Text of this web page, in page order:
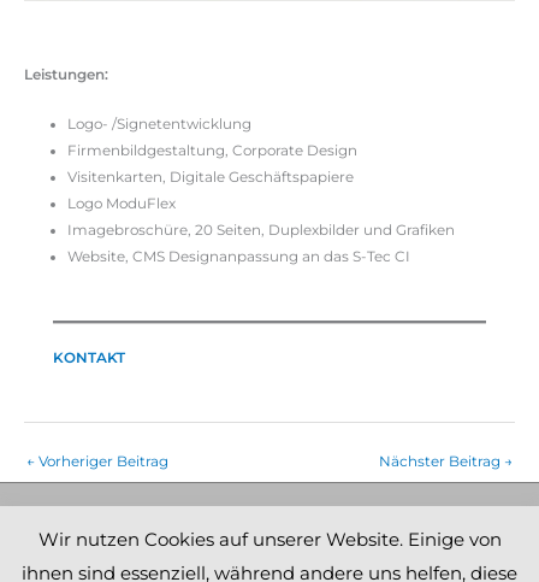
Leistungen:
Logo- /Signetentwicklung
Firmenbildgestaltung, Corporate Design
Visitenkarten, Digitale Geschäftspapiere
Logo ModuFlex
Imagebroschüre, 20 Seiten, Duplexbilder und Grafiken
Website, CMS Designanpassung an das S-Tec CI
KONTAKT
← Vorheriger Beitrag Nächster Beitrag →
DATENSCHUTZ
COOKIE POLICY
Wir nutzen Cookies auf unserer Website. Einige von
ihnen sind essenziell, während andere uns helfen, diese